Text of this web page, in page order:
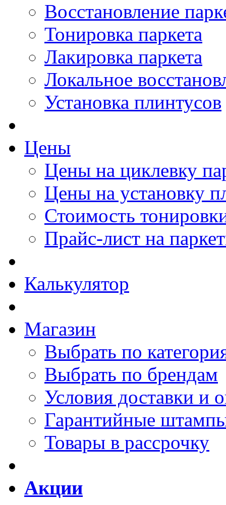
Восстановление
Тонировка паркета
Лакировка паркета
Локальное
Установка плинтусов
Цены
Цены на циклевку
Цены на установку
Стоимость
Прайс-лист на
Калькулятор
Магазин
Выбрать по
Выбрать по брендам
Условия доставки и
Гарантийные
Товары в рассрочку
Акции